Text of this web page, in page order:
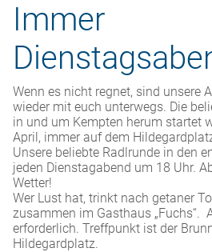
Immer
Wenn es nicht regnet, sind unsere
wieder mit euch unterwegs. Die
in und um Kempten herum startet
April, immer auf dem
Unsere beliebte Radlrunde in den
jeden Dienstagabend um 18 Uhr.
Wetter!
Wer Lust hat, trinkt nach getaner
zusammen im Gasthaus „Fuchs“.
erforderlich. Treffpunkt ist der
Hildegardplatz.